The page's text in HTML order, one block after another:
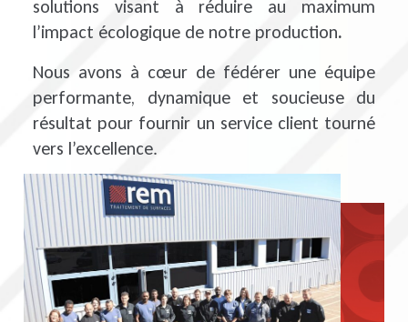
solutions visant à réduire au maximum
l’impact écologique de notre production.
Nous avons à cœur de fédérer une équipe
performante, dynamique et soucieuse du
résultat pour fournir un service client tourné
vers l’excellence.